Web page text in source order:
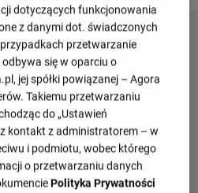
dotyczących funkcjonowania
z danymi dot. świadczonych
przetwarzanie
się w oparciu o
jej spółki powiązanej – Agora
Takiemu przetwarzaniu
do „Ustawień
kontakt z administratorem – w
i podmiotu, wobec którego
o przetwarzaniu danych
Polityka Prywatności